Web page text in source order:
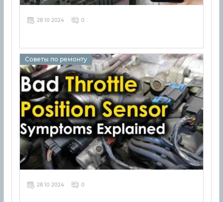
28 10 2024 0
Советы по ремонту
28 10 2024 0